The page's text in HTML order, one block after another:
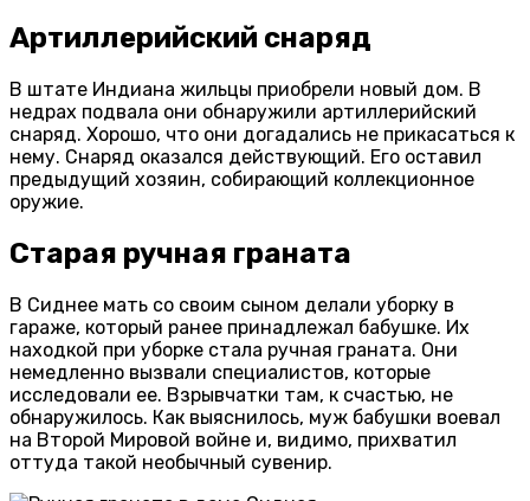
Артиллерийский снаряд
В штате Индиана жильцы приобрели новый дом. В
недрах подвала они обнаружили артиллерийский
снаряд. Хорошо, что они догадались не прикасаться к
нему. Снаряд оказался действующий. Его оставил
предыдущий хозяин, собирающий коллекционное
оружие.
Старая ручная граната
В Сиднее мать со своим сыном делали уборку в
гараже, который ранее принадлежал бабушке. Их
находкой при уборке стала ручная граната. Они
немедленно вызвали специалистов, которые
исследовали ее. Взрывчатки там, к счастью, не
обнаружилось. Как выяснилось, муж бабушки воевал
на Второй Мировой войне и, видимо, прихватил
оттуда такой необычный сувенир.